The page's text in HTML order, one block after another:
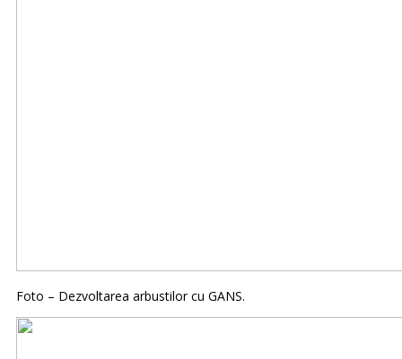
Foto – Dezvoltarea arbustilor cu GANS.